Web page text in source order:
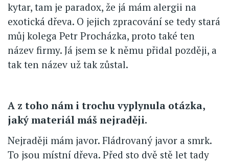
kytar, tam je paradox, že já mám alergii na
exotická dřeva. O jejich zpracování se tedy stará
můj kolega Petr Procházka, proto také ten
název firmy. Já jsem se k němu přidal později, a
tak ten název už tak zůstal.
A z toho nám i trochu vyplynula otázka,
jaký materiál máš nejraději.
Nejraději mám javor. Fládrovaný javor a smrk.
To jsou místní dřeva. Před sto dvě stě let tady